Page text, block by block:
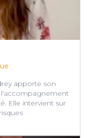
apporte son
l'accompagnement
Elle intervient sur